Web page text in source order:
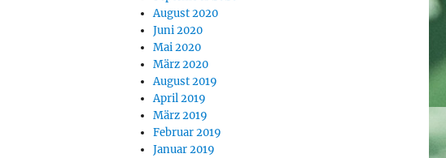
August 2020
Juni 2020
Mai 2020
März 2020
August 2019
April 2019
März 2019
Februar 2019
Januar 2019